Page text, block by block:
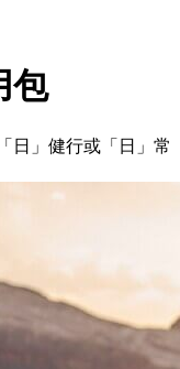
包
日」健行或「日」常